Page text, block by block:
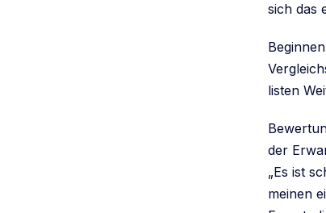
sich das
listen
der
„Es ist
meinen